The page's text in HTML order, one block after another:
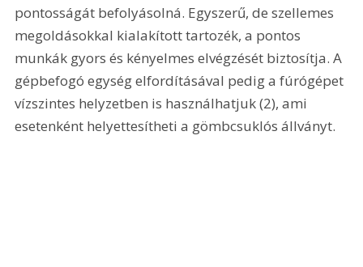
pontosságát befolyásolná. Egyszerű, de szellemes
megoldásokkal kialakított tartozék, a pontos
munkák gyors és kényelmes elvégzését biztosítja. A
gépbefogó egység elfordításával pedig a fúrógépet
vízszintes helyzetben is használhatjuk (2), ami
esetenként helyettesítheti a gömbcsuklós állványt.